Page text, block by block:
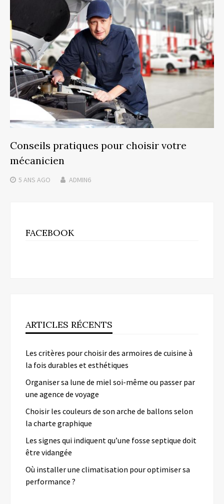
Conseils pratiques pour choisir votre
mécanicien
5 ANS AGO ADMIN6
FACEBOOK
ARTICLES RÉCENTS
Les critères pour choisir des armoires de cuisine à
la fois durables et esthétiques
Organiser sa lune de miel soi-même ou passer par
une agence de voyage
Choisir les couleurs de son arche de ballons selon
la charte graphique
Les signes qui indiquent qu’une fosse septique doit
être vidangée
Où installer une climatisation pour optimiser sa
performance ?